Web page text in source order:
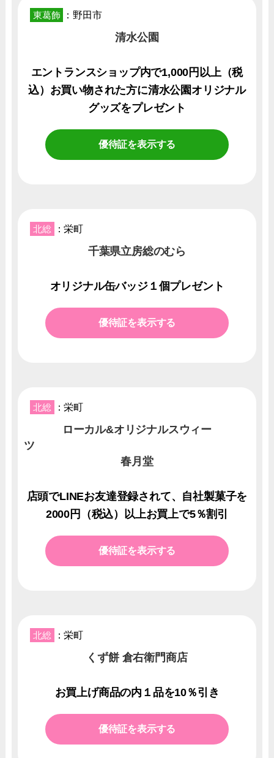
東葛飾 ：野田市
清水公園
エントランスショップ内で1,000円以上（税
込）お買い物された方に清水公園オリジナル
グッズをプレゼント
優待証を表示する
北総 ：栄町
千葉県立房総のむら
オリジナル缶バッジ１個プレゼント
優待証を表示する
北総 ：栄町
ローカル&オリジナルスウィー
春月堂
店頭でLINEお友達登録されて、自社製菓子を
2000円（税込）以上お買上で5％割引
優待証を表示する
北総 ：栄町
くず餅 倉右衛門商店
お買上げ商品の内１品を10％引き
優待証を表示する